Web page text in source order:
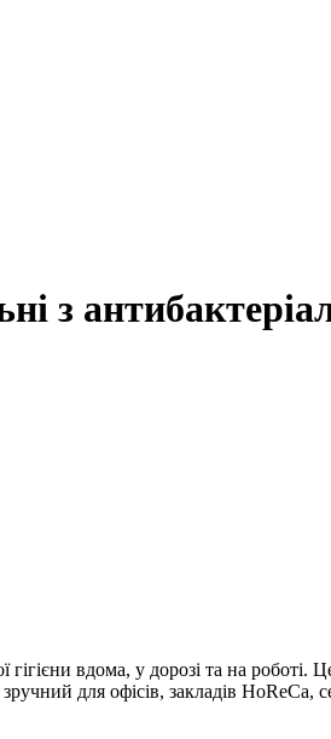
з
вдома, у дорозі та на роботі.
для офісів, закладів